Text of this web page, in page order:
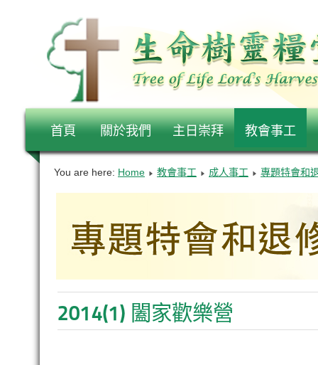
首頁 關於我們 主日崇拜 教會事工
You are here: Home 教會事工 成人事工 專題特會和
2014(1) 闔家歡樂營